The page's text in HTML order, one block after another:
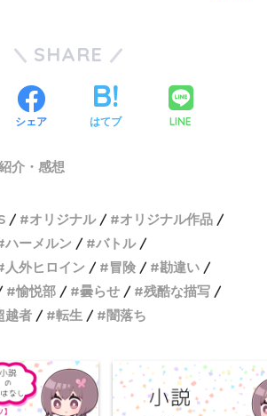
SHARE
シェア はてブ LINE
介・感想
オリジナル
オリジナル作品
ハーメルン
バトル
人外ヒロイン 冒険
勘違い
愉悦部 曇らせ
残酷な描写
越者 転生 闇落ち